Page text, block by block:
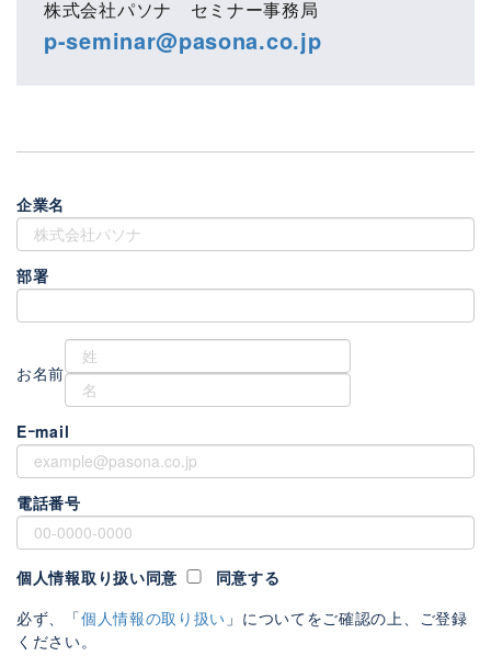
株式会社パソナ セミナー事務局
p-seminar@pasona.co.jp
企業名
部署
お名前
Eｰmail
電話番号
個人情報取り扱い同意
同意する
必ず、「個人情報の取り扱い 」についてをご確認の上、ご登録
ください。